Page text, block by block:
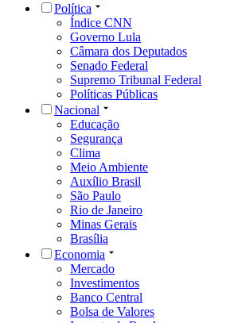
Política
Índice CNN
Governo Lula
Câmara dos Deputados
Senado Federal
Supremo Tribunal Federal
Políticas Públicas
Nacional
Educação
Segurança
Clima
Meio Ambiente
Auxílio Brasil
São Paulo
Rio de Janeiro
Minas Gerais
Brasília
Economia
Mercado
Investimentos
Banco Central
Bolsa de Valores